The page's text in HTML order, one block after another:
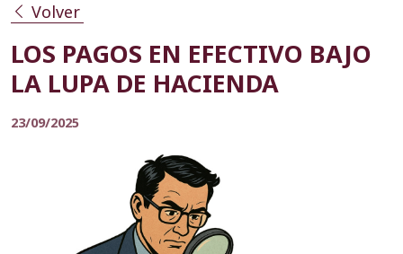
Volver
LOS PAGOS EN EFECTIVO BAJO
LA LUPA DE HACIENDA
23/09/2025